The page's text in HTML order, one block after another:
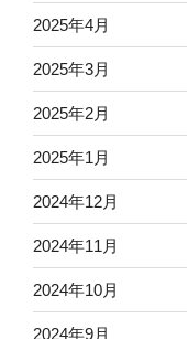
2025年4月
2025年3月
2025年2月
2025年1月
2024年12月
2024年11月
2024年10月
2024年9月